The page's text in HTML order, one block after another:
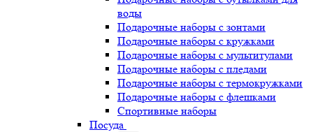
воды
Подарочные наборы с зонтами
Подарочные наборы с кружками
Подарочные наборы с мультитулами
Подарочные наборы с пледами
Подарочные наборы с термокружками
Подарочные наборы с флешками
Спортивные наборы
Посуда